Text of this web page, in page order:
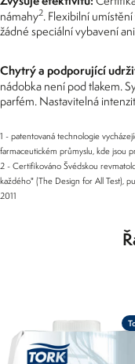
námahy2. Flexibilní
žádné speciální vybavení
Chytrý a podporující
nádobka není pod tlakem.
parfém. Nastavitelná
1 - patentovaná technologie
farmaceutickém průmyslu, kde jsou
2 - Certifikováno Švédskou
každého" (The Design for All Test),
2011